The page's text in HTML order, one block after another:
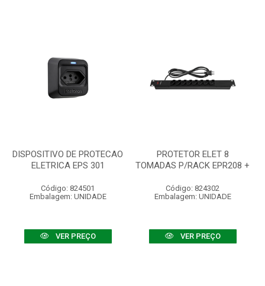
DISPOSITIVO DE PROTECAO
ELETRICA EPS 301
Código: 824501
Embalagem: UNIDADE
VER PREÇO
PROTETOR ELET 8
TOMADAS P/RACK EPR208 +
Código: 824302
Embalagem: UNIDADE
VER PREÇO